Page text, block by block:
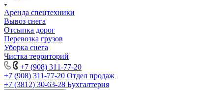
Аренда спецтехники
Вывоз снега
Отсыпка дорог
Перевозка грузов
Уборка снега
Чистка территорий
+7 (908) 311-77-20
+7 (908) 311-77-20 Отдел продаж
+7 (3812) 30-63-28 Бухгалтерия